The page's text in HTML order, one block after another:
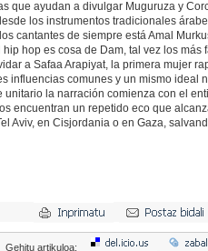
que ayudan a divulgar Muguruza y
los instrumentos tradicionales
cantantes de siempre está Amal
hip hop es cosa de Dam, tal vez los más
a Safaa Arapiyat, la primera mujer
influencias comunes y un mismo ideal
unitario la narración comienza con el
encuentran un repetido eco que
Aviv, en Cisjordania o en Gaza,
Gehitu artikuloa: